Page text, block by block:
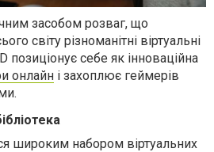
засобом розваг, що
світу різноманітні віртуальні
позиціонує себе як інноваційна
онлайн і захоплює геймерів
широким набором віртуальних